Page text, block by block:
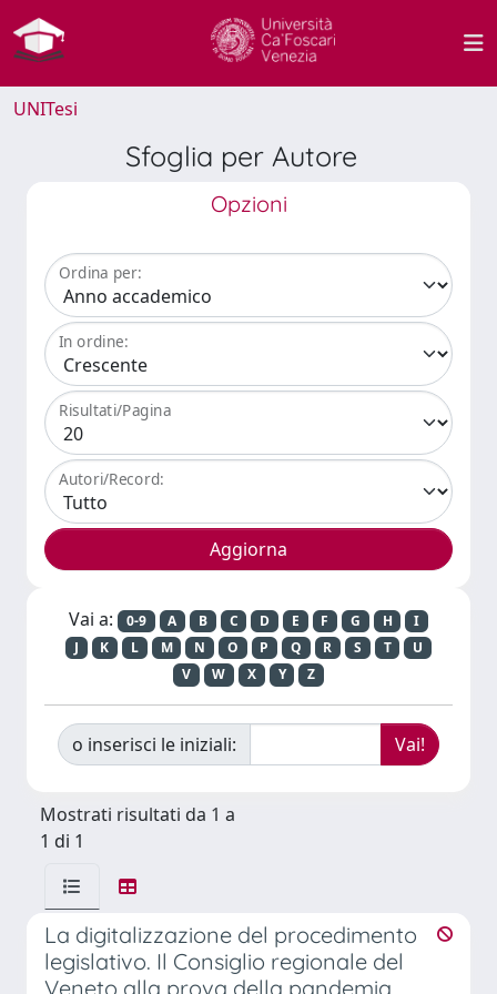
UNITesi
Sfoglia per Autore
Opzioni
Ordina per:
In ordine:
Risultati/Pagina
Autori/Record:
Vai a: 0-9 A B C D E F G H
I
J
K L M N O P Q R S T
U
V
W X Y Z
o inserisci le iniziali:
Mostrati risultati da 1 a
1 di 1
La digitalizzazione del procedimento
legislativo. Il Consiglio regionale del
Veneto alla prova della pandemia.